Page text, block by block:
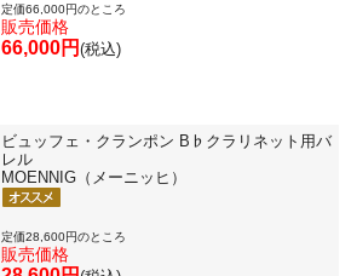
定価66,000円のところ
販売価格
66,000円 (税込)
ビュッフェ・クランポン B♭クラリネット用バ
レル
MOENNIG（メーニッヒ）
定価28,600円のところ
販売価格